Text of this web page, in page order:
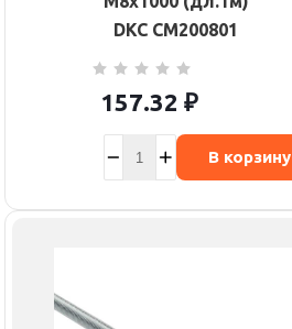
DKC CM200801
157.32 ₽
В корзину